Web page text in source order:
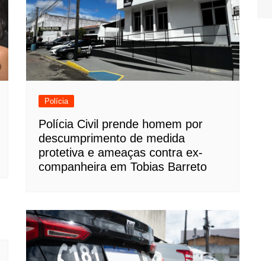
Polícia
Polícia Civil prende homem por
descumprimento de medida
protetiva e ameaças contra ex-
companheira em Tobias Barreto